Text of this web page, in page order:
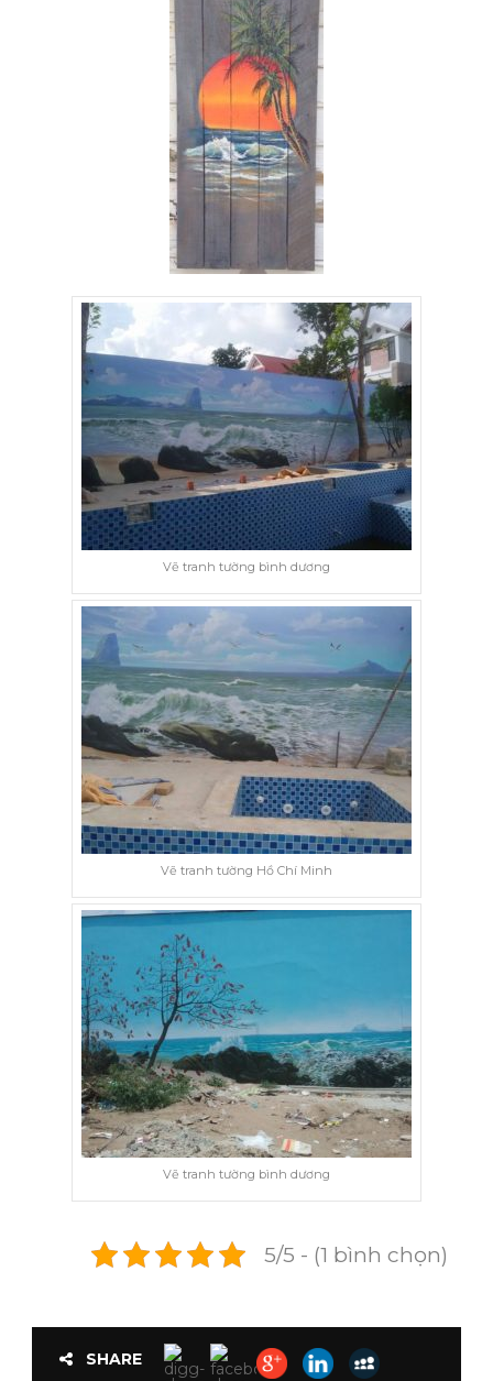
Vẽ tranh tường bình dương
Vẽ tranh tường Hồ Chí Minh
Vẽ tranh tường bình dương
5/5 - (1 bình chọn)
SHARE